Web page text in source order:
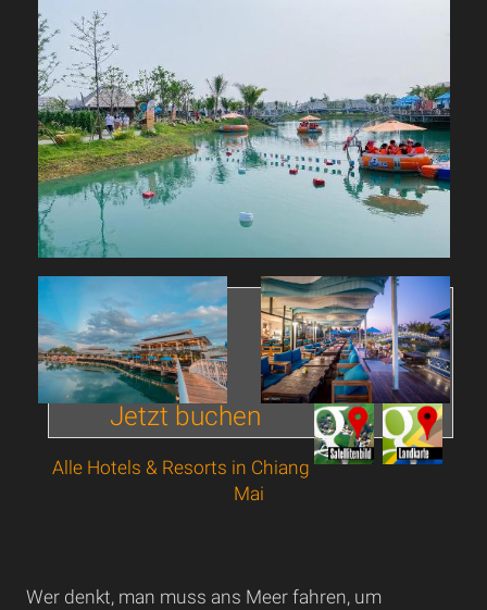
Jetzt buchen
Alle Hotels & Resorts in Chiang
Mai
Wer denkt, man muss ans Meer fahren, um